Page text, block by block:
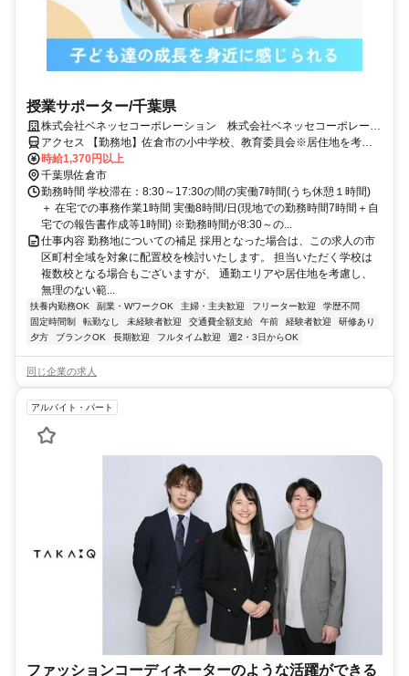
授業サポーター/千葉県
株式会社ベネッセコーポレーション 株式会社ベネッセコーポレーシ
ョン(千葉県佐倉市下志津原)
アクセス 【勤務地】佐倉市の小中学校、教育委員会※居住地を考慮
の上、決定 ＜採用となった場合は、この求人の市区町村全域を対象
に配置校を検討いたします。担当いただく学校は複数校となる場合も
ございますが、通勤エリアや居住地を考慮し、無理のない範囲でご勤
務いただけるよう、最終的にはご相談の上で決定いたします。＞
時給1,370円以上
千葉県佐倉市
勤務時間 学校滞在：8:30～17:30の間の実働7時間(うち休憩１時間)
＋ 在宅での事務作業1時間 実働8時間/日(現地での勤務時間7時間＋自
宅での報告書作成等1時間) ※勤務時間が8:30～の...
仕事内容 勤務地についての補足 採用となった場合は、この求人の市
区町村全域を対象に配置校を検討いたします。 担当いただく学校は
複数校となる場合もございますが、 通勤エリアや居住地を考慮し、
無理のない範...
扶養内勤務OK 副業・WワークOK 主婦・主夫歓迎 フリーター歓迎
学歴不問
固定時間制
転勤なし 未経験者歓迎 交通費全額支給 午前 経験者歓迎
研修あり
夕方
ブランクOK 長期歓迎 フルタイム歓迎 週2・3日からOK
同じ企業の求人
アルバイト・パート
ファッションコーディネーターのような活躍ができる